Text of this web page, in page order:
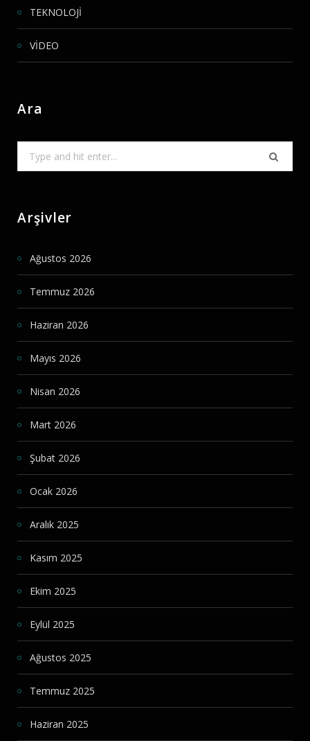
TEKNOLOJİ
VİDEO
Ara
for:
Arşivler
Ağustos 2026
Temmuz 2026
Haziran 2026
Mayıs 2026
Nisan 2026
Mart 2026
Şubat 2026
Ocak 2026
Aralık 2025
Kasım 2025
Ekim 2025
Eylül 2025
Ağustos 2025
Temmuz 2025
Haziran 2025